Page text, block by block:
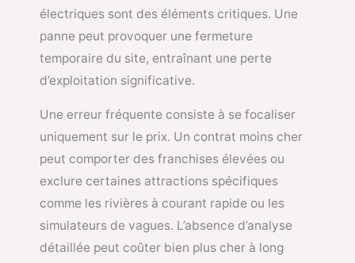
électriques sont des éléments critiques. Une
panne peut provoquer une fermeture
temporaire du site, entraînant une perte
d’exploitation significative.
Une erreur fréquente consiste à se focaliser
uniquement sur le prix. Un contrat moins cher
peut comporter des franchises élevées ou
exclure certaines attractions spécifiques
comme les rivières à courant rapide ou les
simulateurs de vagues. L’absence d’analyse
détaillée peut coûter bien plus cher à long